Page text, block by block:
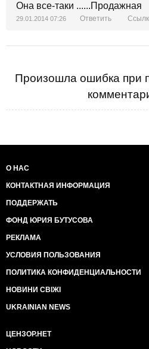
Она все-таки ......Продажная
29.01.2014 07:26 Ответить
Произошла ошибка при
О НАС
КОНТАКТНАЯ ИНФОРМАЦИЯ
ПОДДЕРЖАТЬ
ФОНД ЮРИЯ БУТУСОВА
РЕКЛАМА
УСЛОВИЯ ПОЛЬЗОВАНИЯ
ПОЛИТИКА КОНФИДЕНЦИАЛЬНОСТИ
НОВИНИ СВІЖІ
UKRAINIAN NEWS
ЦЕНЗОР.НЕТ